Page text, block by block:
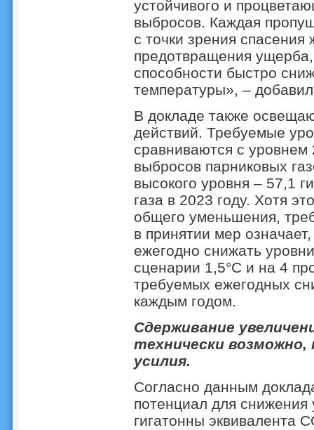
устойчивого и
выбросов. Каждая
с точки зрения
предотвращения
способности быстро
температуры», –
В докладе также
действий. Требуемые
сравниваются с уровнем
выбросов парниковых
высокого уровня – 57,1
газа в 2023 году. Хотя
общего уменьшения,
в принятии мер
ежегодно снижать
сценарии 1,5°C и на 4
требуемых ежегодных
каждым годом.
Сдерживание
технически
усилия.
Согласно данным
потенциал для снижения
гигатонны эквивалента